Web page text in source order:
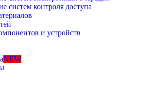
систем контроля доступа
и устройств
NEW